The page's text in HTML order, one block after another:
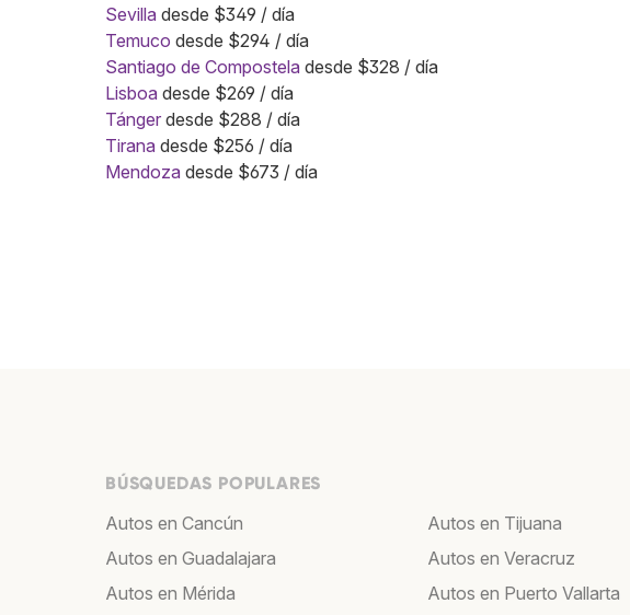
Sevilla desde $349 / día
Temuco desde $294 / día
Santiago de Compostela desde $328 / día
Lisboa desde $269 / día
Tánger desde $288 / día
Tirana desde $256 / día
Mendoza desde $673 / día
BÚSQUEDAS POPULARES
Autos en Cancún
Autos en Guadalajara
Autos en Mérida
Autos en Tijuana
Autos en Veracruz
Autos en Puerto Vallarta